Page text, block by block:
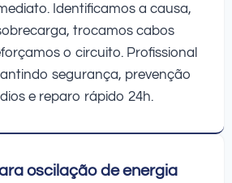
Identificamos a causa,
trocamos cabos
o circuito. Profissional
segurança, prevenção
e reparo rápido 24h.
oscilação de energia